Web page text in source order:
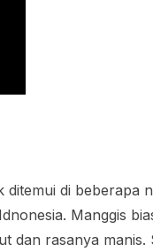
di beberapa
Manggis
dan rasanya manis.